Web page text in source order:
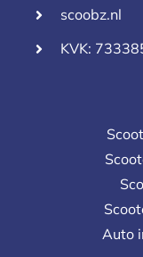
scoobz.nl
KVK:
Auto